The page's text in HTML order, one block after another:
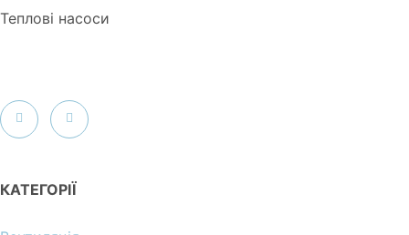
Теплові насоси
КАТЕГОРІЇ